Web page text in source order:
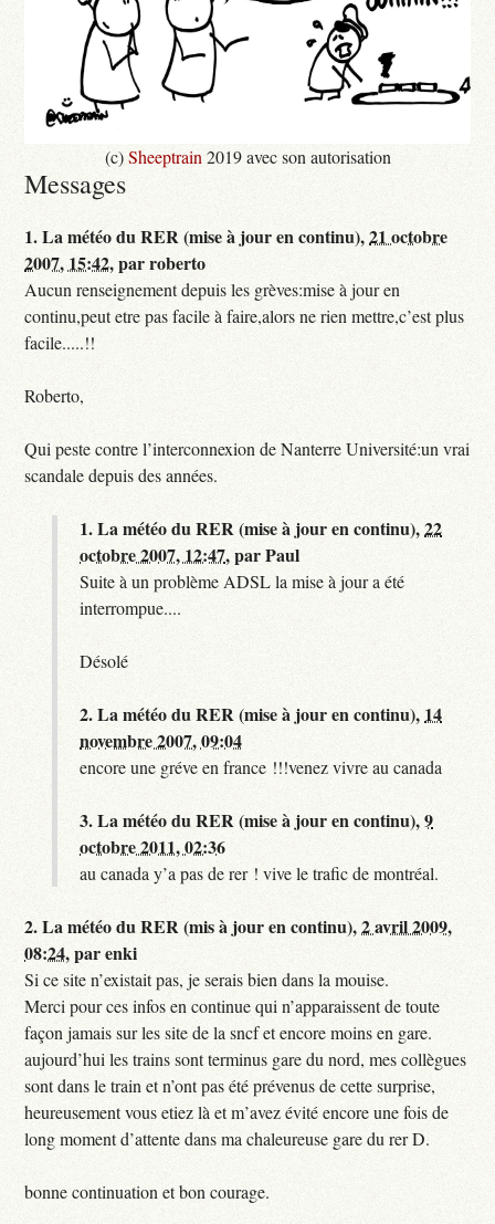
(c)Sheeptrain 2019 avec son autorisation
Messages
1.La météo du RER (mise à jour en continu),21 octobre
2007, 15:42,parroberto
Aucun renseignement depuis les grèves:mise à jour en
continu,peut etre pas facile à faire,alors ne rien mettre,c’est plus
facile.....!!
Roberto,
Qui peste contre l’interconnexion de Nanterre Université:un vrai
scandale depuis des années.
1.La météo du RER (mise à jour en continu),22
octobre 2007, 12:47,parPaul
Suite à un problème ADSL la mise à jour a été
interrompue....
Désolé
2.La météo du RER (mise à jour en continu), 14
novembre 2007, 09:04
encore une gréve en france !!!venez vivre au canada
3.La météo du RER (mise à jour en continu),9
octobre 2011, 02:36
au canada y’a pas de rer ! vive le trafic de montréal.
2.La météo du RER (mis à jour en continu),2 avril 2009,
08:24,parenki
Si ce site n’existait pas, je serais bien dans la mouise.
Merci pour ces infos en continue qui n’apparaissent de toute
façon jamais sur les site de la sncf et encore moins en gare.
aujourd’hui les trains sont terminus gare du nord, mes collègues
sont dans le train et n’ont pas été prévenus de cette surprise,
heureusement vous etiez là et m’avez évité encore une fois de
long moment d’attente dans ma chaleureuse gare du rer D.
bonne continuation et bon courage.